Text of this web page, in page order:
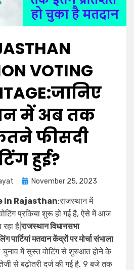
VOTING
में अब तक
फीसदी
हुई?
November 25, 2023
in Rajasthan:राजस्थान में
प्रकिया शुरू हो गई है, ऐसे में आज
रहा है|राजस्थान विधानसभा
मतदान केंद्रों पर मोर्चा संभाला
चुनाव में सुस्त वोटिंग से शुरुआत होने के
से बढ़ोतरी दर्ज की गई है. 9 बजे तक